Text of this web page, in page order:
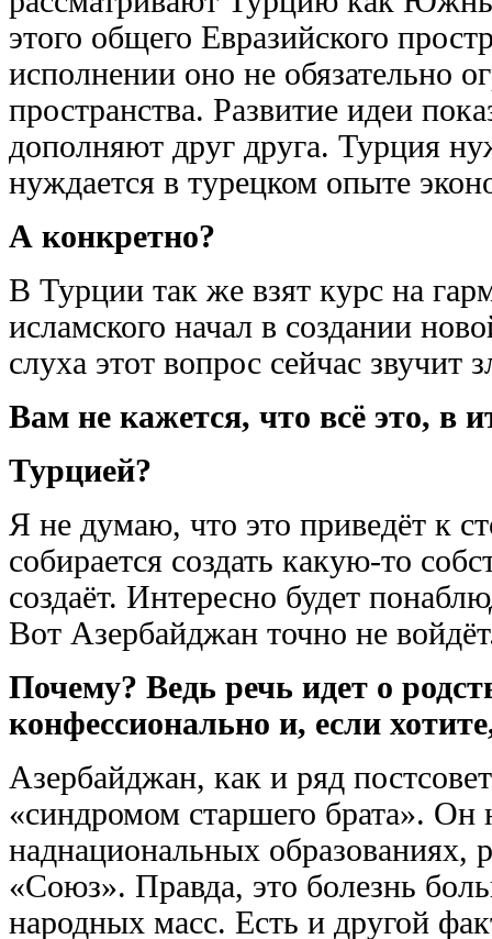
этого общего Евразийского
исполнении оно не обязательно
пространства. Развитие идеи
дополняют друг друга. Турция
нуждается в турецком опыте
А конкретно?
В Турции так же взят курс на
исламского начал в создании
слуха этот вопрос сейчас звучит
Вам не кажется, что всё это, в
Турцией?
Я не думаю, что это приведёт к
собирается создать какую-то
создаёт. Интересно будет
Вот Азербайджан точно не
Почему? Ведь речь идет о
конфессионально и, если
Азербайджан, как и ряд
«синдромом старшего брата».
наднациональных образованиях,
«Союз». Правда, это болезнь
народных масс. Есть и другой